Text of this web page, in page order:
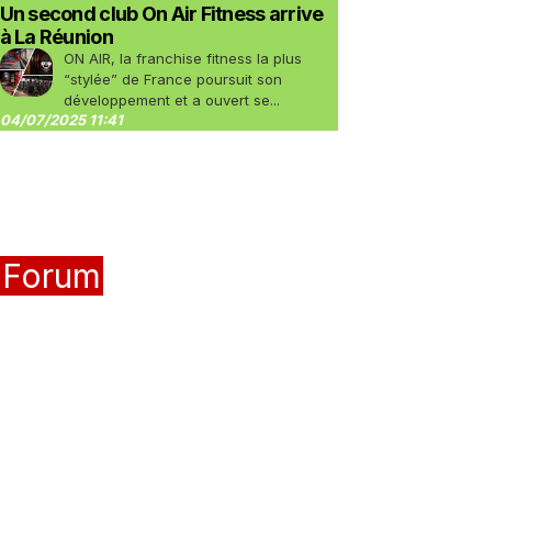
Un second club On Air Fitness arrive
à La Réunion
ON AIR, la franchise fitness la plus
“stylée” de France poursuit son
développement et a ouvert se...
04/07/2025 11:41
Forum